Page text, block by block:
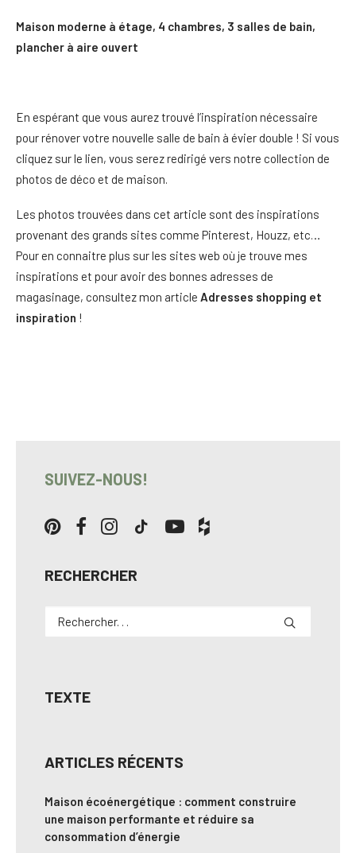
Maison moderne à étage, 4 chambres, 3 salles de bain,
plancher à aire ouvert
En espérant que vous aurez trouvé l’inspiration nécessaire
pour rénover votre nouvelle salle de bain à évier double ! Si vous
cliquez sur le lien, vous serez redirigé vers notre collection de
photos de déco et de maison.
Les photos trouvées dans cet article sont des inspirations
provenant des grands sites comme Pinterest, Houzz, etc…
Pour en connaitre plus sur les sites web où je trouve mes
inspirations et pour avoir des bonnes adresses de
magasinage, consultez mon article Adresses shopping et
inspiration !
SUIVEZ-NOUS!
RECHERCHER
TEXTE
ARTICLES RÉCENTS
Maison écoénergétique : comment construire
une maison performante et réduire sa
consommation d’énergie